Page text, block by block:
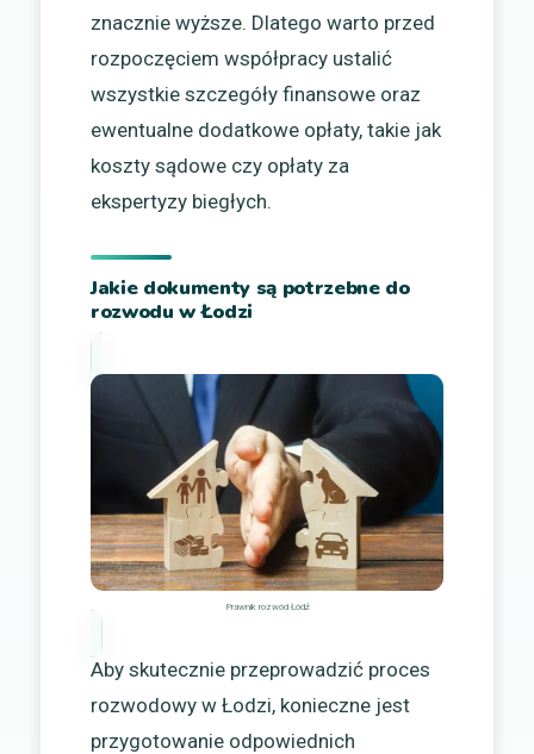
znacznie wyższe. Dlatego warto przed
rozpoczęciem współpracy ustalić
wszystkie szczegóły finansowe oraz
ewentualne dodatkowe opłaty, takie jak
koszty sądowe czy opłaty za
ekspertyzy biegłych.
Jakie dokumenty są potrzebne do
rozwodu w Łodzi
Prawnik rozwód Łódź
Aby skutecznie przeprowadzić proces
rozwodowy w Łodzi, konieczne jest
przygotowanie odpowiednich